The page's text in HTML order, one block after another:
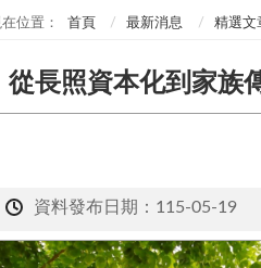
首頁 最新消息 精選文
從長照資本化到家族
資料發布日期：115-05-19